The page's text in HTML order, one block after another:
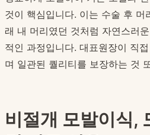
것이 핵심입니다. 이는 수술 후 머
래 내 머리였던 것처럼 자연스러
적인 과정입니다. 대표원장이 직
며 일관된 퀄리티를 보장하는 것
비절개 모발이식,